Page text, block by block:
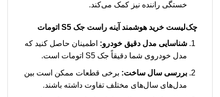
خستگی راننده نیز کمک می‌کند.
چک‌لیست خرید هوشمند آینه راست جک S5 اتومات
شناسایی مدل دقیق خودرو: اطمینان حاصل کنید که
مدل خودروی شما دقیقاً جک S5 اتومات است.
بررسی سال ساخت: برخی قطعات ممکن است بین
مدل‌های سال‌های مختلف تفاوت داشته باشند.